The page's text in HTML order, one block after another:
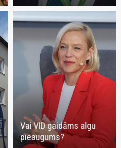
Vai VID gaidāms algu
pieaugums?